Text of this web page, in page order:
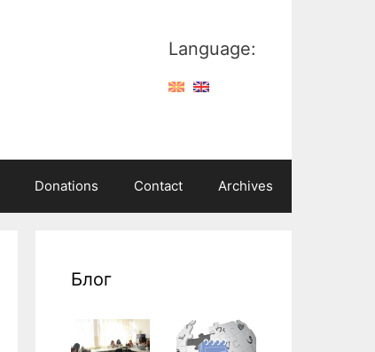
Language:
Donations Contact Archives
Блог